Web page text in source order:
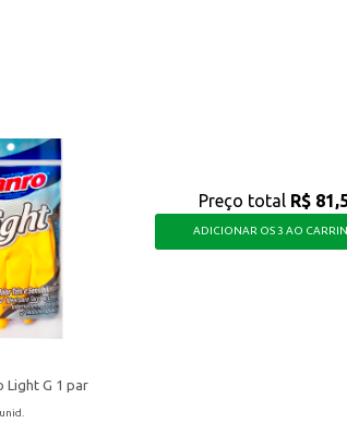
Light G 1 par
Preço total R$
ADICIONAR OS 3 AO